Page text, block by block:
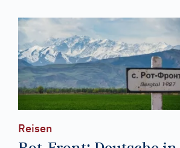
Reisen